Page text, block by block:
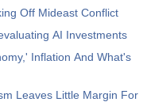
훑어보기
182.1 K
Off Mideast Conflict
AI Investments
Inflation And What's
Leaves Little Margin For